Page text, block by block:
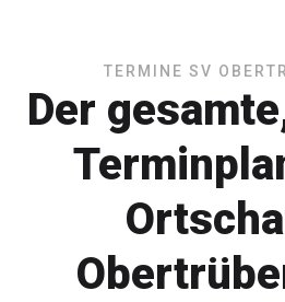
TERMINE SV
Der